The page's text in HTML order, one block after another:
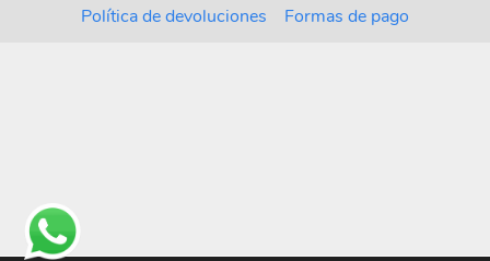
Política de devoluciones
Formas de pago